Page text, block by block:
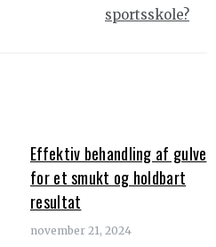
sportsskole?
Effektiv behandling af gulve
for et smukt og holdbart
resultat
november 21, 2024